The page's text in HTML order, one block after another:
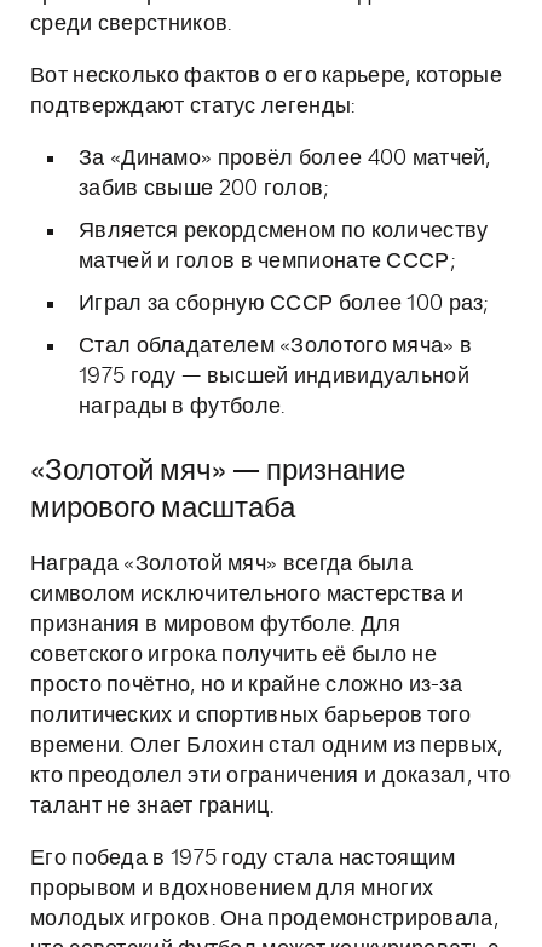
среди сверстников.
Вот несколько фактов о его карьере, которые
подтверждают статус легенды:
За «Динамо» провёл более 400 матчей,
забив свыше 200 голов;
Является рекордсменом по количеству
матчей и голов в чемпионате СССР;
Играл за сборную СССР более 100 раз;
Стал обладателем «Золотого мяча» в
1975 году — высшей индивидуальной
награды в футболе.
«Золотой мяч» — признание
мирового масштаба
Награда «Золотой мяч» всегда была
символом исключительного мастерства и
признания в мировом футболе. Для
советского игрока получить её было не
просто почётно, но и крайне сложно из-за
политических и спортивных барьеров того
времени. Олег Блохин стал одним из первых,
кто преодолел эти ограничения и доказал, что
талант не знает границ.
Его победа в 1975 году стала настоящим
прорывом и вдохновением для многих
молодых игроков. Она продемонстрировала,